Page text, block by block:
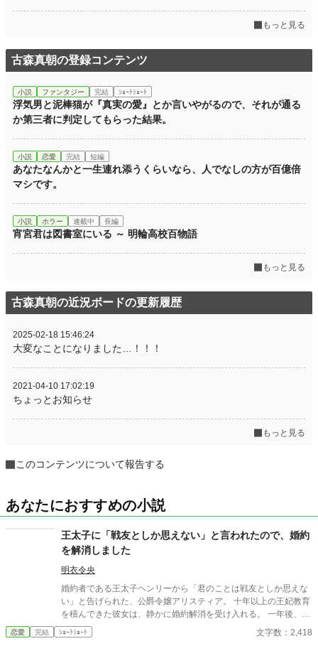
もっと見る
古森真朝の登録コンテンツ
小説 ファンタジー 完結 ｼｮｰﾄｼｮｰﾄ
浮気男と泥棒猫が『真実の愛』とか言いやがるので、それが通る
か第三者に判定してもらった結果。
小説 恋愛 完結 短編
あなたなんかと一生連れ添うくらいなら、人でなしの方が百億倍
マシです。
小説 ホラー 連載中 長編
宵宮君は図書室にいる ～ 明輪高校百物語
もっと見る
古森真朝の近況ボードの更新履歴
2025-02-18 15:46:24
大変なことになりました…！！！
2021-04-10 17:02:19
ちょっとお知らせ
もっと見る
このコンテンツについて報告する
あなたにおすすめの小説
王太子に「戦友としか思えない」と言われたので、婚約
を解消しました
明衣令央
婚約者である王太子ヘンリーから「君のことは戦友としか思えな
い」と告げられた、公爵令嬢アリスティア。 十年以上の王妃教育
を積んできた彼女は、静かに婚約解消を受け入れる。 一年後、幸
せな結婚を迎えた彼女にとって、ヘンリーのその後は――もうど
うでもいいことだった。
恋愛 完結 ｼｮｰﾄｼｮｰﾄ 文字数：2,418